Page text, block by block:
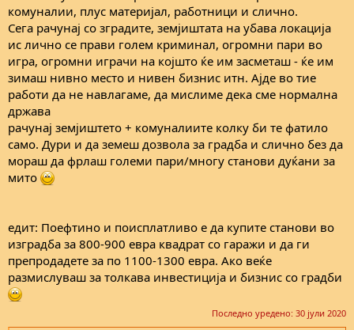
комуналии, плус материјал, работници и слично.
Сега рачунај со зградите, земјиштата на убава локација
ис лично се прави голем криминал, огромни пари во
игра, огромни играчи на којшто ќе им засметаш - ќе им
зимаш нивно место и нивен бизнис итн. Ајде во тие
работи да не навлагаме, да мислиме дека сме нормална
држава
рачунај земјиштето + комуналиите колку би те фатило
само. Дури и да земеш дозвола за градба и слично без да
мораш да фрлаш големи пари/многу станови дуќани за
мито
едит: Поефтино и поисплатливо е да купите станови во
изградба за 800-900 евра квадрат со гаражи и да ги
препродадете за по 1100-1300 евра. Ако веќе
размислуваш за толкава инвестиција и бизнис со градби
Последно уредено: 30 јули 2020